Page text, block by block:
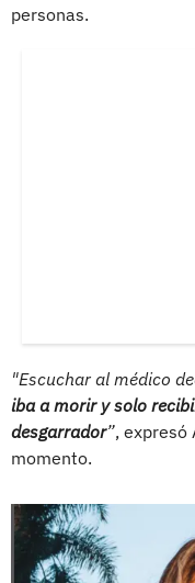
personas.
"Escuchar al médico
iba a morir y solo
desgarrador”, expresó
momento.